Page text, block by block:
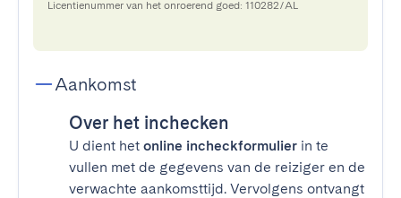
Licentienummer van het onroerend goed: 110282/AL
Aankomst
Over het inchecken
U dient het online incheckformulier in te
vullen met de gegevens van de reiziger en de
verwachte aankomsttijd. Vervolgens ontvangt